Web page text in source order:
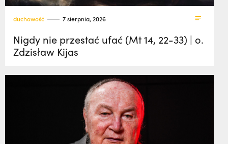
duchowość 7 sierpnia, 2026
Nigdy nie przestać ufać (Mt 14, 22-33) | o.
Zdzisław Kijas